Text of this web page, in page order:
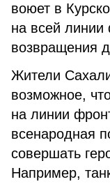
воюет в
на всей
возвращения
Жители
возможное,
на линии
всенародная
совершать
Например,